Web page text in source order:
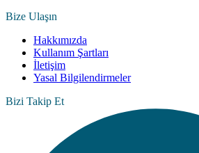
Bize Ulaşın
Hakkımızda
Kullanım Şartları
İletişim
Yasal Bilgilendirmeler
Bizi Takip Et